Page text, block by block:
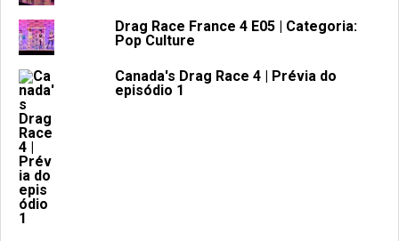
Drag Race France 4 E05 | Categoria:
Pop Culture
Canada's Drag Race 4 | Prévia do
episódio 1